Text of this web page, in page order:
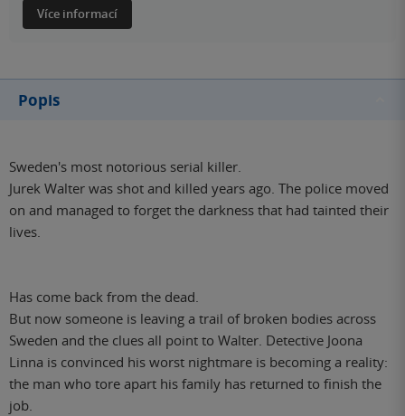
Více informací
Popis
Sweden's most notorious serial killer.
Jurek Walter was shot and killed years ago. The police moved
on and managed to forget the darkness that had tainted their
lives.
Has come back from the dead.
But now someone is leaving a trail of broken bodies across
Sweden and the clues all point to Walter. Detective Joona
Linna is convinced his worst nightmare is becoming a reality:
the man who tore apart his family has returned to finish the
job.